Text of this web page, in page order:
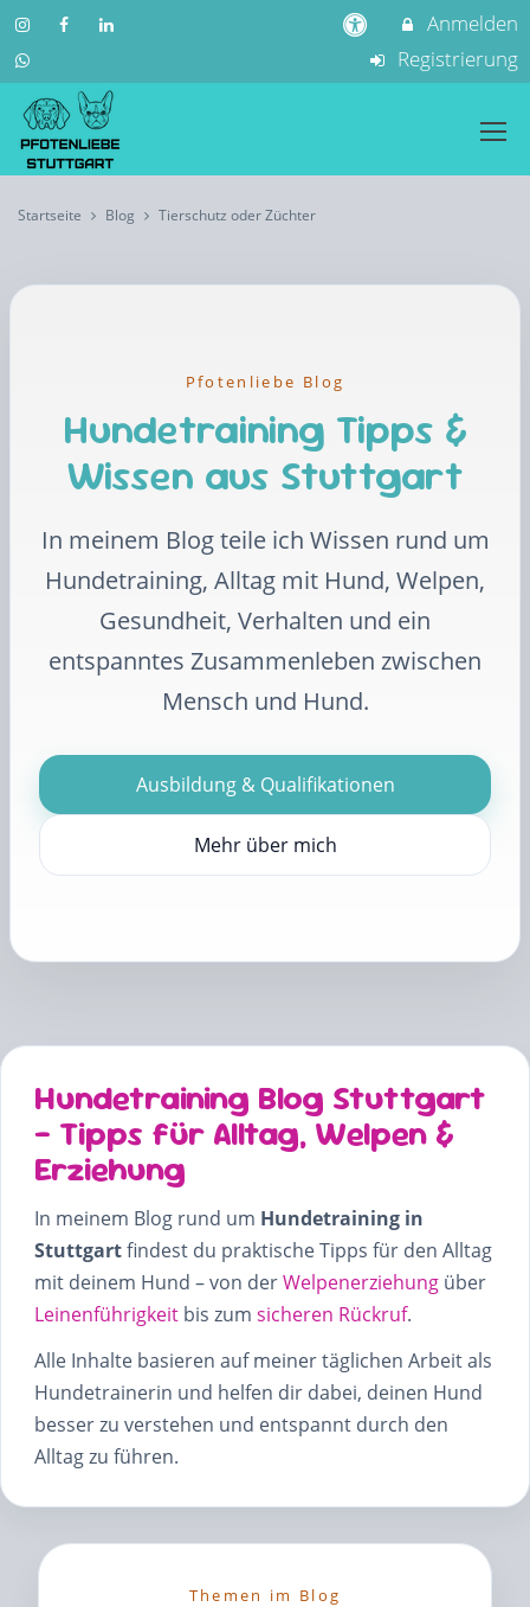
Anmelden
Registrierung
Startseite Blog Tierschutz oder Züchter
Pfotenliebe Blog
Hundetraining Tipps &
Wissen aus Stuttgart
In meinem Blog teile ich Wissen rund um
Hundetraining, Alltag mit Hund, Welpen,
Gesundheit, Verhalten und ein
entspanntes Zusammenleben zwischen
Mensch und Hund.
Ausbildung & Qualifikationen
Mehr über mich
Hundetraining Blog Stuttgart
– Tipps für Alltag, Welpen &
Erziehung
In meinem Blog rund um Hundetraining in
Stuttgartfindest du praktische Tipps für den Alltag
mit deinem Hund – von derWelpenerziehung über
Leinenführigkeit bis zum sicheren Rückruf.
Alle Inhalte basieren auf meiner täglichen Arbeit als
Hundetrainerin und helfen dir dabei, deinen Hund
besser zu verstehen und entspannt durch den
Alltag zu führen.
Themen im Blog